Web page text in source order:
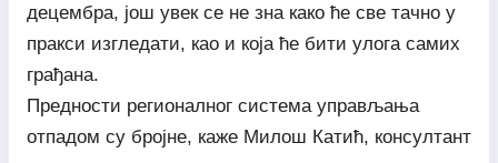
децембра, још увек се не зна како ће све тачно у
пракси изгледати, као и која ће бити улога самих
грађана.
Предности регионалног система управљања
отпадом су бројне, каже Милош Катић, консултант